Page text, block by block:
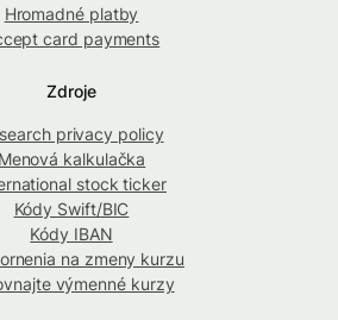
Hromadné platby
card payments
Zdroje
privacy policy
Menová kalkulačka
stock ticker
Kódy Swift/BIC
Kódy IBAN
na zmeny kurzu
výmenné kurzy